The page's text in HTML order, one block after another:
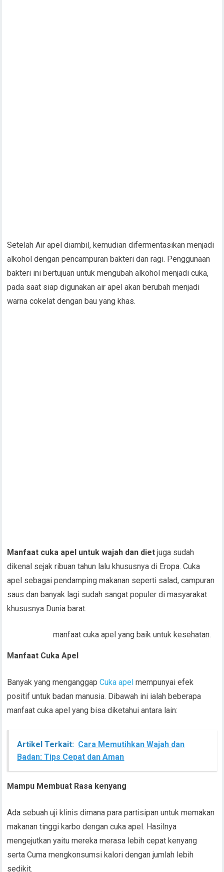
Setelah Air apel diambil, kemudian difermentasikan menjadi
alkohol dengan pencampuran bakteri dan ragi. Penggunaan
bakteri ini bertujuan untuk mengubah alkohol menjadi cuka,
pada saat siap digunakan air apel akan berubah menjadi
warna cokelat dengan bau yang khas.
Manfaat cuka apel untuk wajah dan diet juga sudah
dikenal sejak ribuan tahun lalu khususnya di Eropa. Cuka
apel sebagai pendamping makanan seperti salad, campuran
saus dan banyak lagi sudah sangat populer di masyarakat
khususnya Dunia barat.
manfaat cuka apel yang baik untuk kesehatan.
Manfaat Cuka Apel
Banyak yang menganggapCuka apel mempunyai efek
positif untuk badan manusia. Dibawah ini ialah beberapa
manfaat cuka apel yang bisa diketahui antara lain:
Artikel Terkait: Cara Memutihkan Wajah dan
Badan: Tips Cepat dan Aman
Mampu Membuat Rasa kenyang
Ada sebuah uji klinis dimana para partisipan untuk memakan
makanan tinggi karbo dengan cuka apel. Hasilnya
mengejutkan yaitu mereka merasa lebih cepat kenyang
serta Cuma mengkonsumsi kalori dengan jumlah lebih
sedikit.